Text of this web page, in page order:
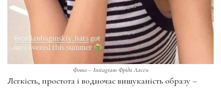
Фото – Instagram Фріди Аасен
Легкість, простота і водночас вишуканість образу –